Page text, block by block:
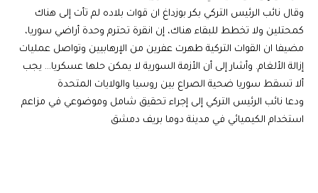
وقال نائب الرئيس التركي بكر بوزداغ ان قوات بلاده لم تأت إلى هناك
كمحتلين ولا تخطط للبقاء هناك، إن انقرة تحترم وحدة أراضي سوريا،
مضيفا ان القوات التركية طهرت عفرين من الإرهابيين وتواصل عمليات
إزالة الألغام. وأشار إلى أن الأزمة السورية لا يمكن حلها عسكريا… يجب
ألا تسقط سوريا ضحية الصراع بين روسيا والولايات المتحدة
ودعا نائب الرئيس التركي إلى إجراء تحقيق شامل وموضوعي في مزاعم
استخدام الكيميائي في مدينة دوما بريف دمشق